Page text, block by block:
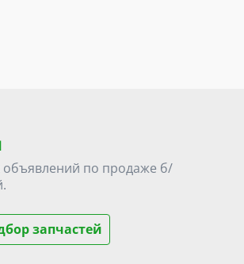
объявлений по продаже б/
запчастей